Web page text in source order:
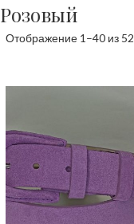
Розовый
Отображение 1–40 из 52